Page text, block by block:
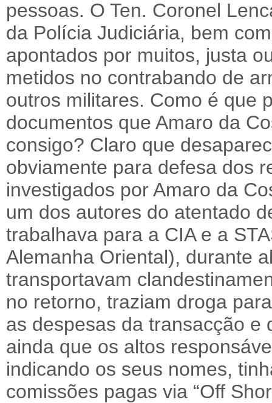
pessoas. O Ten. Coronel
da Polícia Judiciária, bem
apontados por muitos, justa
metidos no contrabando de
outros militares. Como é que
documentos que Amaro da
consigo? Claro que
obviamente para defesa dos
investigados por Amaro da
um dos autores do atentado
trabalhava para a CIA e a
Alemanha Oriental), durante
transportavam
no retorno, traziam droga
as despesas da transacção e
ainda que os altos
indicando os seus nomes,
comissões pagas via “Off